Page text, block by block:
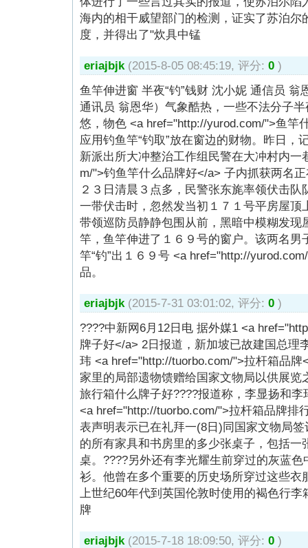
海内的相干威望部门的检测，证实了苏泊尔
度，并得出了"炊具中锰
eriajbjk (2015-8-05 08:45:19, 评分: 0 )
鱼竿伸进窗 半夜“钓”钱财 沈小妮 通信员
通讯员 翁恩华）气象酷热，一些不法分子
悠，物色 <a href="http://yurod.com/">鱼竿
应用钓鱼竿“钓取”放在窗边的财物。昨日，
新派出所大冲整治工作组民警在大冲村内一
m/">钓鱼竿什么品牌好</a> 子内抓获两名
２３日清晨３点多，民警张东旄率领伏击
一带伏击时，忽然发当初１７１号平房屋顶
带领巡防员静静包围从前，黑暗中模糊发现
竿，鱼竿伸进了１６９号的窗户。该两名男
竿“钓”出１６９号 <a href="http://
品。
eriajbjk (2015-7-31 03:01:02, 评分: 0 )
????中新网6月12日电 据外媒1 <a
牌子好</a> 2日报道，新加坡已故建国总理
玮 <a href="http://tuorbo.com/">拉杆箱品
家里的局部遗物馈赠给国家文物局以供展
旅行箱什么牌子好????报道称，李显扬和
<a href="http://tuorbo.com/">拉杆箱品牌排
表声明表示已在礼拜一(8日)同国家文物局
的所有家具和书房里的多少张桌子，包括一
桌。????另外还有李光耀生前穿过的灰蓝
衫。他曾在多个重要的历史场所穿过这些衣
上世纪60年代到英国伦敦时使用的褐色行
牌
eriajbjk (2015-7-18 18:09:50, 评分: 0 )